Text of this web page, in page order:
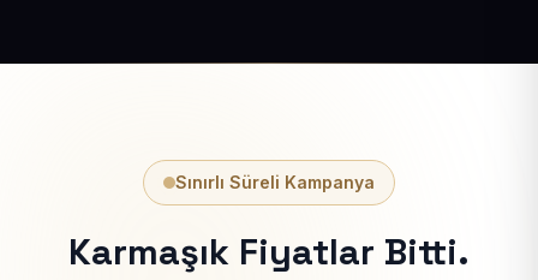
Sınırlı Süreli Kampanya
Karmaşık Fiyatlar Bitti.